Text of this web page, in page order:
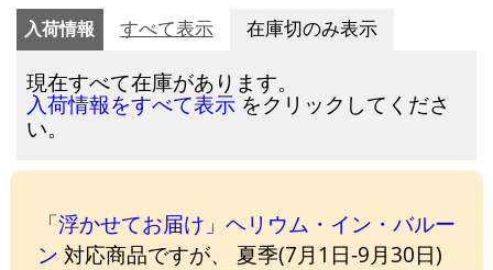
入荷情報 すべて表示 在庫切のみ表示
現在すべて在庫があります。
入荷情報をすべて表示 をクリックしてくださ
い。
「浮かせてお届け」ヘリウム・イン・バルー
ン 対応商品ですが、 夏季(7月1日-9月30日)